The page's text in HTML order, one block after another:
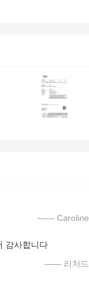
—— Caroline
감사합니다
—— 리처드